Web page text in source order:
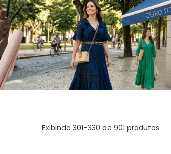
Exibindo 301-330 de 901 produtos